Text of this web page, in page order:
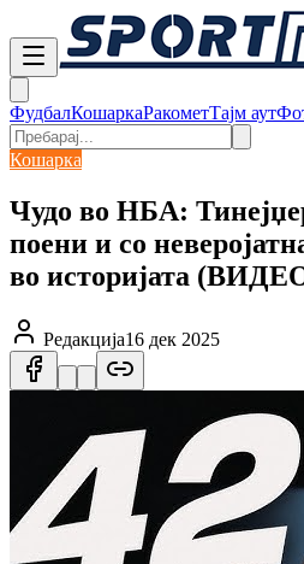
ФудбалКошаркаРакометТајм аут
Кошарка
Чудо во НБА:
поени и со
во историјата
Редакција16 дек 2025